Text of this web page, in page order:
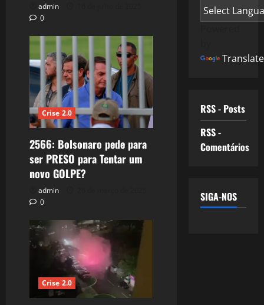
admin
0
Crise 2.0
2566: Bolsonaro pede para
ser PRESO para Tentar um
novo GOLPE?
admin
0
Crise 2.0
Translate
RSS - Posts
RSS -
Comentários
SIGA-NOS